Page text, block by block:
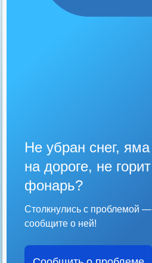
Не убран снег, яма
на дороге, не горит
фонарь?
Столкнулись с проблемой —
сообщите о ней!